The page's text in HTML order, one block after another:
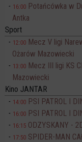
16:00 Potańcówka w
Antka
Sport
12:00 Mecz V ligi
Ożarów Mazowiecki
13:00 Mecz III ligi KS
Mazowiecki
Kino JANTAR
14:00 PSI PATROL I
16:00 PSI PATROL I
16:15 ODZYSKANY -
17:50 SPIDER-MAN